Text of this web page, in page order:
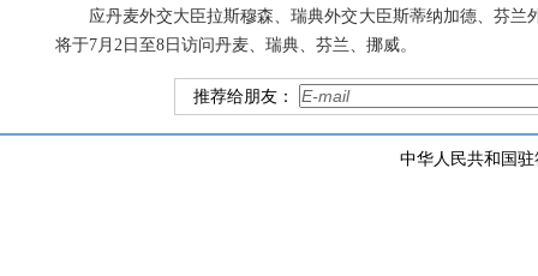
应丹麦外交大臣拉斯穆森、瑞典外交大臣斯蒂纳加德、芬
将于7月2日至8日访问丹麦、瑞典、芬兰、挪威。
推荐给朋友：
中华人民共和国